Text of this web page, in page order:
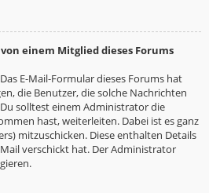
einem Mitglied dieses Forums
E-Mail-Formular dieses Forums hat
die Benutzer, die solche Nachrichten
solltest einem Administrator die
hast, weiterleiten. Dabei ist es ganz
mitzuschicken. Diese enthalten Details
verschickt hat. Der Administrator